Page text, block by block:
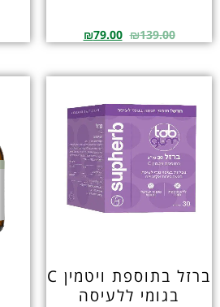
₪139.00
₪79.00
ברזל בתוספת ויטמין C
בגומי ללעיסה